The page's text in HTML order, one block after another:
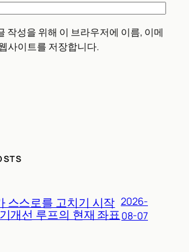
작성을 위해 이 브라우저에 이름, 이메
사이트를 저장합니다.
스스로를 고치기 시작
개선 루프의 현재 좌표
2026-
08-07